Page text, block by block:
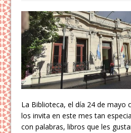
La Biblioteca, el día 24 de mayo
los invita en este mes tan
con palabras, libros que les